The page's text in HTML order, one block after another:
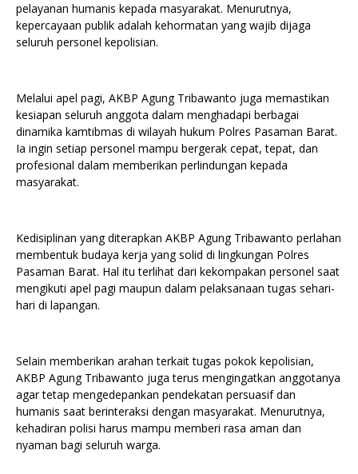
pelayanan humanis kepada masyarakat. Menurutnya,
kepercayaan publik adalah kehormatan yang wajib dijaga
seluruh personel kepolisian.
Melalui apel pagi, AKBP Agung Tribawanto juga memastikan
kesiapan seluruh anggota dalam menghadapi berbagai
dinamika kamtibmas di wilayah hukum Polres Pasaman Barat.
Ia ingin setiap personel mampu bergerak cepat, tepat, dan
profesional dalam memberikan perlindungan kepada
masyarakat.
Kedisiplinan yang diterapkan AKBP Agung Tribawanto perlahan
membentuk budaya kerja yang solid di lingkungan Polres
Pasaman Barat. Hal itu terlihat dari kekompakan personel saat
mengikuti apel pagi maupun dalam pelaksanaan tugas sehari-
hari di lapangan.
Selain memberikan arahan terkait tugas pokok kepolisian,
AKBP Agung Tribawanto juga terus mengingatkan anggotanya
agar tetap mengedepankan pendekatan persuasif dan
humanis saat berinteraksi dengan masyarakat. Menurutnya,
kehadiran polisi harus mampu memberi rasa aman dan
nyaman bagi seluruh warga.